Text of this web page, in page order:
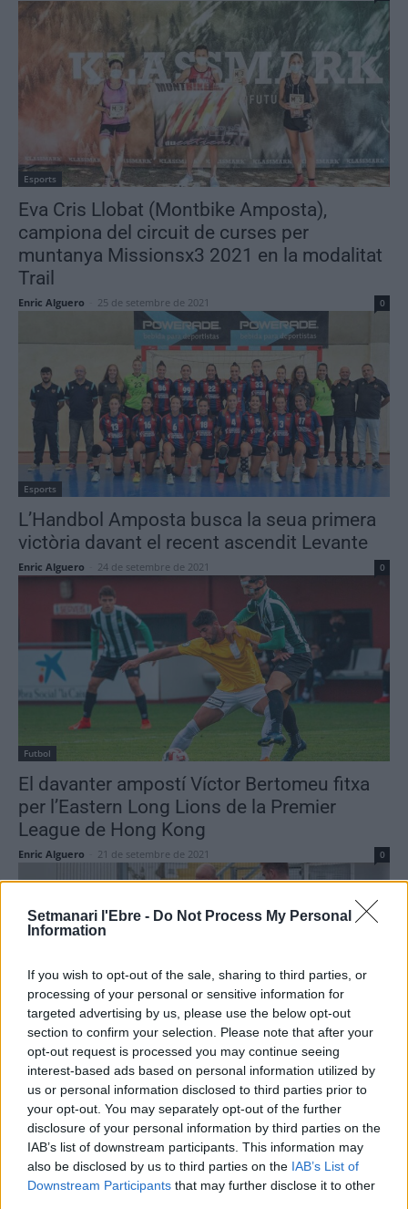
Setmanari l'Ebre - Do Not Process My Personal
Information
If you wish to opt-out of the sale, sharing to third parties, or
processing of your personal or sensitive information for
targeted advertising by us, please use the below opt-out
section to confirm your selection. Please note that after your
opt-out request is processed you may continue seeing
interest-based ads based on personal information utilized by
us or personal information disclosed to third parties prior to
your opt-out. You may separately opt-out of the further
disclosure of your personal information by third parties on the
IAB’s list of downstream participants. This information may
also be disclosed by us to third parties on the IAB’s List of
Downstream Participants that may further disclose it to other
Esports
Eva Cris Llobat (Montbike Amposta),
campiona del circuit de curses per
muntanya Missionsx3 2021 en la modalitat
Trail
Enric Alguero 25 de setembre de 2021 0
Esports
L’Handbol Amposta busca la seua primera
victòria davant el recent ascendit Levante
Enric Alguero 24 de setembre de 2021 0
Futbol
El davanter ampostí Víctor Bertomeu fitxa
per l’Eastern Long Lions de la Premier
League de Hong Kong
Enric Alguero 21 de setembre de 2021 0
Futbol
L’Amposta topa amb els pals i Auré i no
passa de l’empat davant un bon Aldeana
Jesus Ferrando Toledo 20 de setembre de 2021